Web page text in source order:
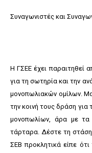
Συναγωνιστές και
Η ΓΣΕΕ έχει παραιτηθεί
για τη σωτηρία και την
μονοπωλιακών ομίλων.
την κοινή τους δράση
μονοπωλίων, άρα με τα
τάρταρα. Δέστε τη στάση
ΣΕΒ προκλητικά είπε